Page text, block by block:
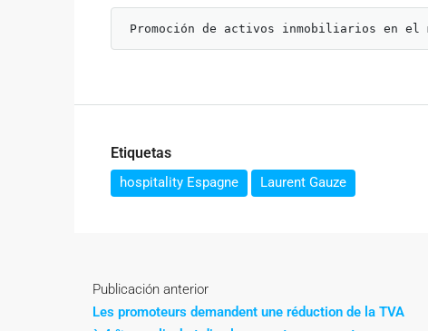
Promoción de activos inmobiliarios en el
Etiquetas
hospitality Espagne Laurent Gauze
Publicación anterior
Les promoteurs demandent une réduction de la TVA